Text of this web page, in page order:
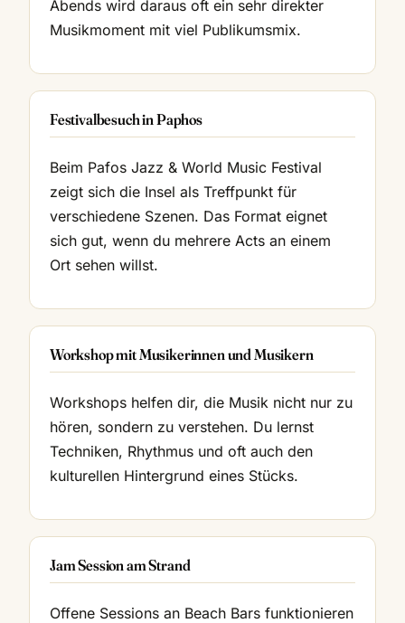
Abends wird daraus oft ein sehr direkter
Musikmoment mit viel Publikumsmix.
Festivalbesuch in Paphos
Beim Pafos Jazz & World Music Festival
zeigt sich die Insel als Treffpunkt für
verschiedene Szenen. Das Format eignet
sich gut, wenn du mehrere Acts an einem
Ort sehen willst.
Workshop mit Musikerinnen und Musikern
Workshops helfen dir, die Musik nicht nur zu
hören, sondern zu verstehen. Du lernst
Techniken, Rhythmus und oft auch den
kulturellen Hintergrund eines Stücks.
Jam Session am Strand
Offene Sessions an Beach Bars funktionieren